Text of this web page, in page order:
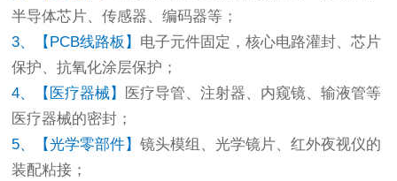
半导体芯片、传感器、编码器等；
3、【PCB线路板】 电子元件固定，核心电路灌封、芯片
保护、抗氧化涂层保护；
4、【医疗器械】 医疗导管、注射器、内窥镜、输液管等
医疗器械的密封；
5、【光学零部件】镜头模组、光学镜片、红外夜视仪的
装配粘接；